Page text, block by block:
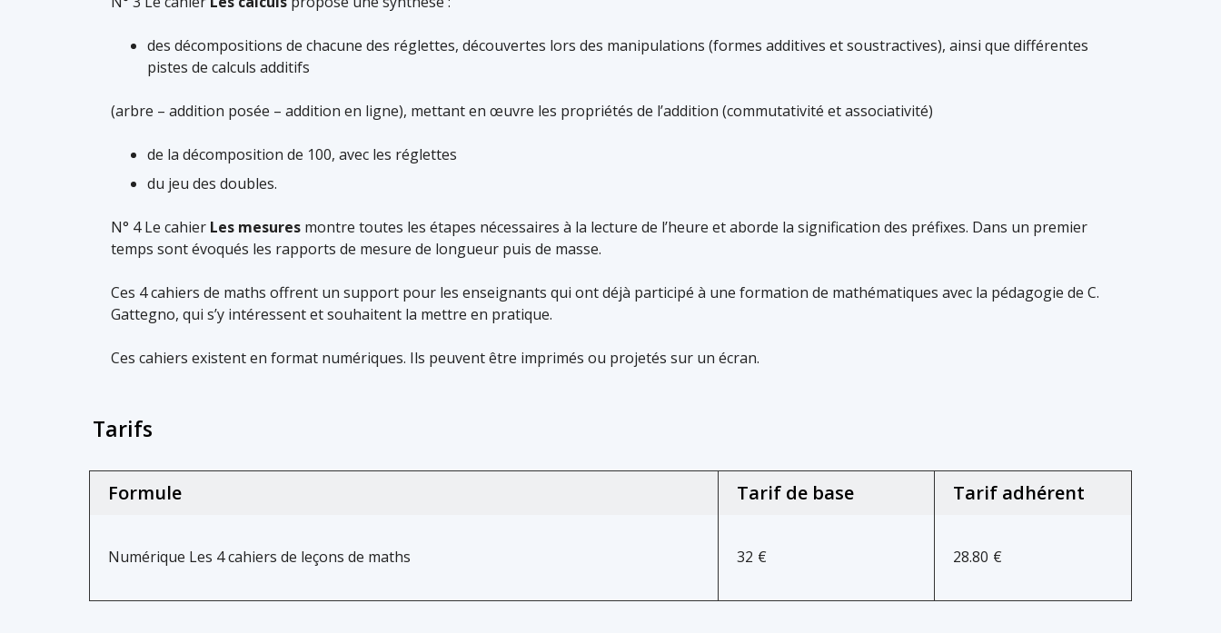
des décompositions de chacune des réglettes, découvertes lors des manipulations (formes additives et soustractives), ainsi que différentes
pistes de calculs additifs
(arbre – addition posée – addition en ligne), mettant en œuvre les propriétés de l’addition (commutativité et associativité)
de la décomposition de 100, avec les réglettes
du jeu des doubles.
N° 4 Le cahier Les mesures montre toutes les étapes nécessaires à la lecture de l’heure et aborde la signification des préfixes. Dans un premier
temps sont évoqués les rapports de mesure de longueur puis de masse.
Ces 4 cahiers de maths offrent un support pour les enseignants qui ont déjà participé à une formation de mathématiques avec la pédagogie de C.
Gattegno, qui s’y intéressent et souhaitent la mettre en pratique.
Ces cahiers existent en format numériques. Ils peuvent être imprimés ou projetés sur un écran.
Tarifs
Formule
Numérique Les 4 cahiers de leçons de maths
Tarif de base
32 €
Tarif adhérent
28.80 €